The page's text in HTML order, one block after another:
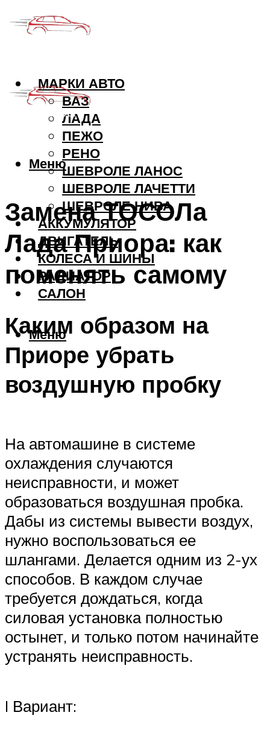
МАРКИ АВТО
ВАЗ
ЛАДА
ПЕЖО
РЕНО
ШЕВРОЛЕ ЛАНОС
ШЕВРОЛЕ ЛАЧЕТТИ
ШЕВРОЛЕ НИВА
АККУМУЛЯТОР
ДВИГАТЕЛЬ
КОЛЕСА И ШИНЫ
РАДИАТОР
САЛОН
Меню
Меню
Замена ТОСОЛа
Лада Приора: как
поменять самому
Каким образом на
Приоре убрать
воздушную пробку
На автомашине в системе
охлаждения случаются
неисправности, и может
образоваться воздушная пробка.
Дабы из системы вывести воздух,
нужно воспользоваться ее
шлангами. Делается одним из 2-ух
способов. В каждом случае
требуется дождаться, когда
силовая установка полностью
остынет, и только потом начинайте
устранять неисправность.
I Вариант: